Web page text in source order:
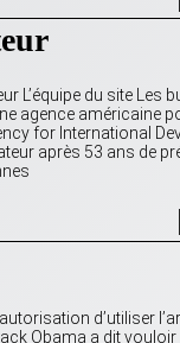
L’équipe du site Les
agence américaine
for International
après 53 ans de
d’utiliser
Obama a dit